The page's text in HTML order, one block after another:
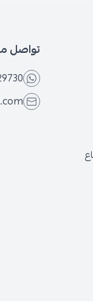
تواصل